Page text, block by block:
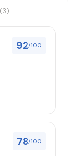
(3)
92/100
78/100